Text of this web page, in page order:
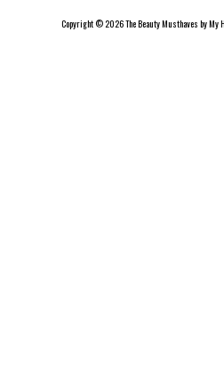
Copyright © 2026 The Beauty Musthaves by My